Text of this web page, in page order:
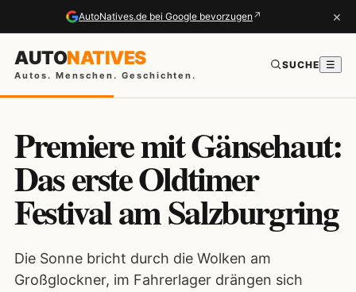
AutoNatives.de bei Google bevorzugen ↗ ×
AUTONATIVES
Autos. Menschen. Geschichten.
SUCHE ☰
Premiere mit Gänsehaut:
Das erste Oldtimer
Festival am Salzburgring
Die Sonne bricht durch die Wolken am
Großglockner, im Fahrerlager drängen sich